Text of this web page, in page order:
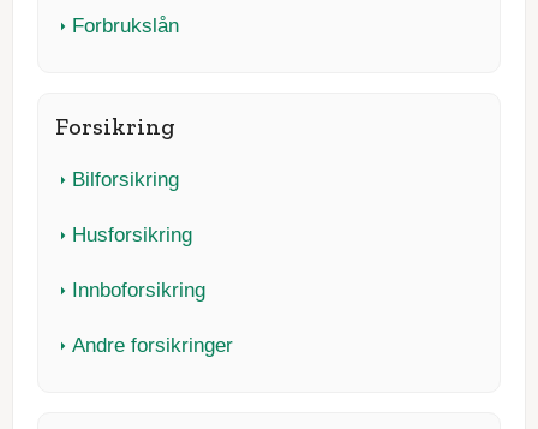
Forbrukslån
Forsikring
Bilforsikring
Husforsikring
Innboforsikring
Andre forsikringer